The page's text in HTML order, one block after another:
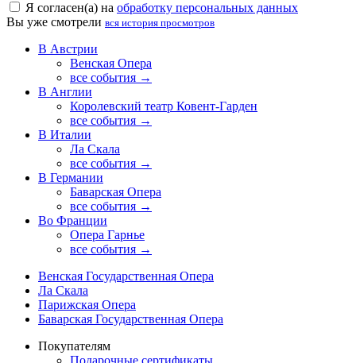
Я согласен(а) на обработку персональных данных
Вы уже смотрели вся история просмотров
В Австрии
Венская Опера
все события →
В Англии
Королевский театр Ковент-Гарден
все события →
В Италии
Ла Скала
все события →
В Германии
Баварская Опера
все события →
Во Франции
Опера Гарнье
все события →
Венская Государственная Опера
Ла Скала
Парижская Опера
Баварская Государственная Опера
Покупателям